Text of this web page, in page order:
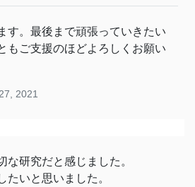
す。最後まで頑張っていきたい
もご支援のほどよろしくお願い
2021
な研究だと感じました。
たいと思いました。